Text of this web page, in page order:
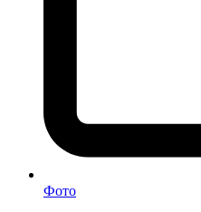
Фото